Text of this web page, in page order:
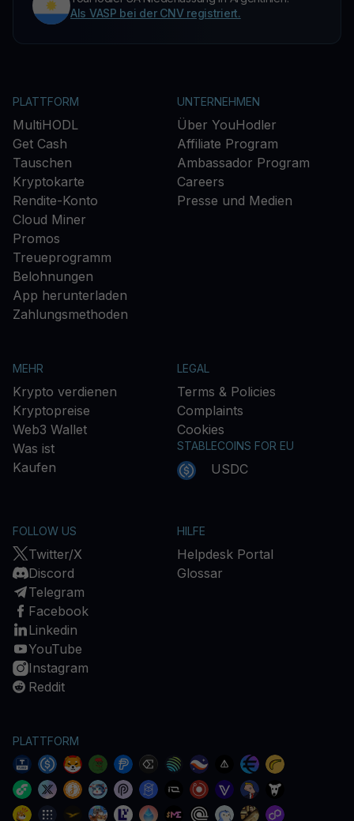
Als VASP bei der CNV registriert.
PLATTFORM
MultiHODL
Get Cash
Tauschen
Kryptokarte
Rendite-Konto
Cloud Miner
Promos
Treueprogramm
Belohnungen
App herunterladen
Zahlungsmethoden
UNTERNEHMEN
Über YouHodler
Affiliate Program
Ambassador Program
Careers
Presse und Medien
MEHR
Krypto verdienen
Kryptopreise
Web3 Wallet
Was ist
Kaufen
LEGAL
Terms & Policies
Complaints
Cookies
STABLECOINS FOR EU
USDC
FOLLOW US
Twitter/X
Discord
Telegram
Facebook
Linkedin
YouTube
Instagram
Reddit
HILFE
Helpdesk Portal
Glossar
PLATTFORM